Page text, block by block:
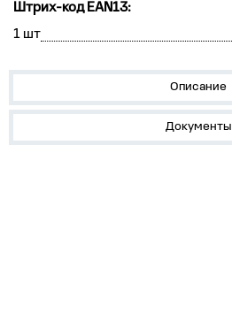
Штрих-код EAN13:
1 шт
Описание
Документы